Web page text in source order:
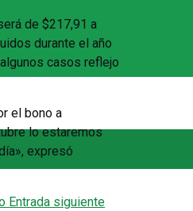
de $217,91 a
durante el año
casos reflejo
el bono a
lo estaremos
expresó
Entrada siguiente